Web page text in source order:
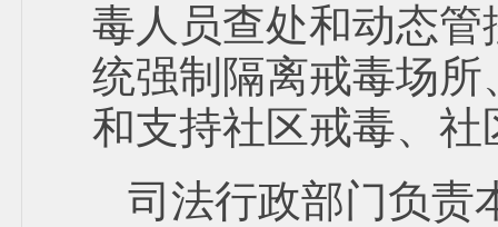
毒人员查处和动态
统强制隔离戒毒场
和支持社区戒毒、
司法行政部门负责